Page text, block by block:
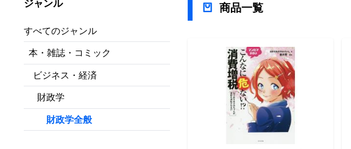
ジャンル
すべてのジャンル
本・雑誌・コミック
ビジネス・経済
財政学
財政学全般
商品一覧